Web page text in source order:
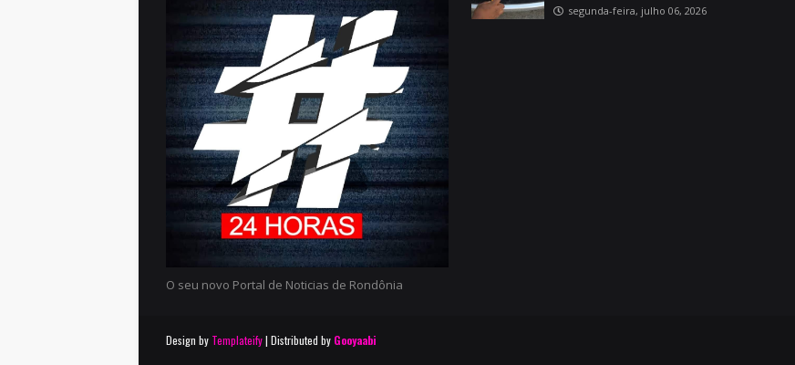
O seu novo Portal de Noticias de Rondônia
segunda-feira, julho 06, 2026
Design by Templateify| Distributed by Gooyaabi